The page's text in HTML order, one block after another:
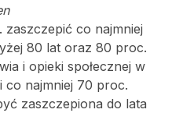
zaszczepić co najmniej
80 lat oraz 80 proc.
i opieki społecznej w
co najmniej 70 proc.
zaszczepiona do lata